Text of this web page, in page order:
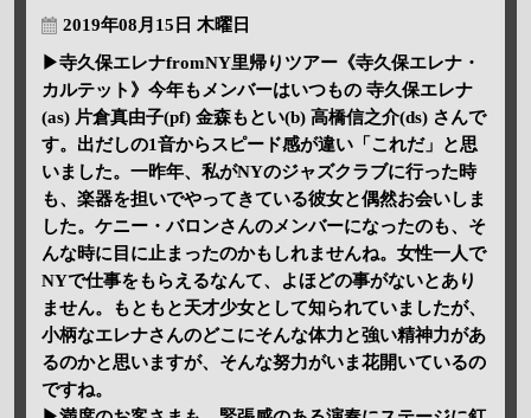
2019年08月15日 木曜日
▶寺久保エレナfromNY里帰りツアー《寺久保エレナ・
カルテット》今年もメンバーはいつもの 寺久保エレナ
(as) 片倉真由子(pf) 金森もとい(b) 高橋信之介(ds) さんで
す。出だしの1音からスピード感が違い「これだ」と思
いました。一昨年、私がNYのジャズクラブに行った時
も、楽器を担いでやってきている彼女と偶然お会いしま
した。ケニー・バロンさんのメンバーになったのも、そ
んな時に目に止まったのかもしれませんね。女性一人で
NYで仕事をもらえるなんて、よほどの事がないとあり
ません。もともと天才少女として知られていましたが、
小柄なエレナさんのどこにそんな体力と強い精神力があ
るのかと思いますが、そんな努力がいま花開いているの
ですね。